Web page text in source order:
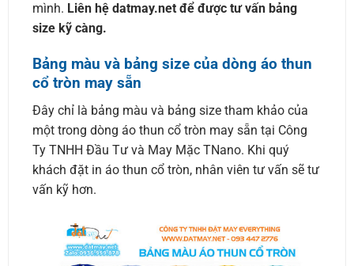
mình. Liên hệ datmay.net để được tư vấn bảng
size kỹ càng.
Bảng màu và bảng size của dòng áo thun
cổ tròn may sẵn
Đây chỉ là bảng màu và bảng size tham khảo của
một trong dòng áo thun cổ tròn may sẵn tại Công
Ty TNHH Đầu Tư và May Mặc TNano. Khi quý
khách đặt in áo thun cổ tròn, nhân viên tư vấn sẽ tư
vấn kỹ hơn.